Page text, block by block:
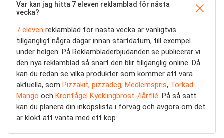
Var kan jag hitta 7 eleven reklamblad för nästa
vecka?
7 eleven reklamblad för nästa vecka är vanligtvis
tillgängligt några dagar innan startdatum, till exempel
under helgen. På Reklambladerbjudanden.se publicerar vi
den nya reklamblad så snart den blir tillgänglig online. Då
kan du redan se vilka produkter som kommer att vara
aktuella, som Pizzakit, pizzadeg, Medlemspris, Torkad
Mango och Kronfågel Kycklingbröst-/lårfilé. På så sätt
kan du planera din inköpslista i förväg och avgöra om det
är klokt att vänta med ett köp.